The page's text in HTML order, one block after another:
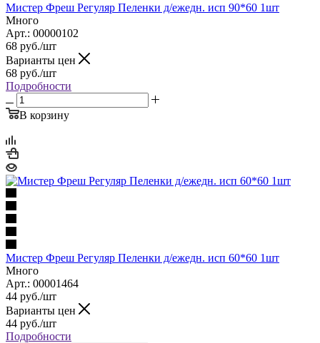
Мистер Фреш Регуляр Пеленки д/ежедн. исп 90*60 1шт
Много
Арт.: 00000102
68 руб./шт
Варианты цен
68 руб./шт
Подробности
В корзину
Мистер Фреш Регуляр Пеленки д/ежедн. исп 60*60 1шт
Много
Арт.: 00001464
44 руб./шт
Варианты цен
44 руб./шт
Подробности